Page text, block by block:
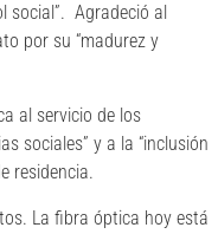
social”. Agradeció al
por su “madurez y
al servicio de los
sociales” y a la “inclusión
residencia.
La fibra óptica hoy está